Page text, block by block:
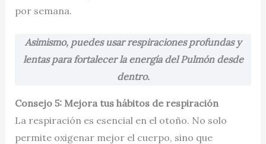
por semana.
Asimismo, puedes usar respiraciones profundas y
lentas para fortalecer la energía del Pulmón desde
dentro.
Consejo 5: Mejora tus hábitos de respiración
La respiración es esencial en el otoño. No solo
permite oxigenar mejor el cuerpo, sino que